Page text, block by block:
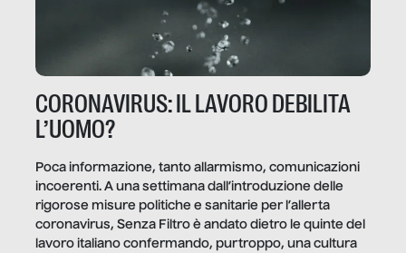
CORONAVIRUS: IL LAVORO DEBILITA
L’UOMO?
Poca informazione, tanto allarmismo, comunicazioni
incoerenti. A una settimana dall’introduzione delle
rigorose misure politiche e sanitarie per l’allerta
coronavirus, Senza Filtro è andato dietro le quinte del
lavoro italiano confermando, purtroppo, una cultura